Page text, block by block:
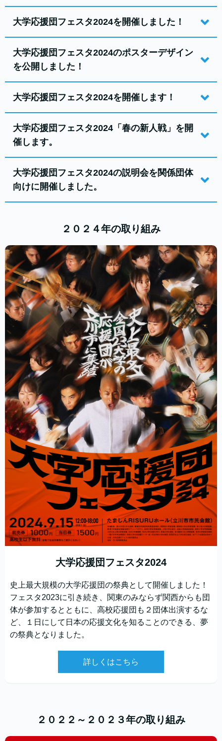
大学応援団フェスタ2024を開催しました！
大学応援団フェスタ2024のポスターデザイン
を公開しました！
大学応援団フェスタ2024を開催します！
大学応援団フェスタ2024「春の新人戦」を開
催します。
大学応援団フェスタ2024の説明会を関係団体
向けに開催しました。
２０２４年の取り組み
大学応援団フェスタ2024
史上最大規模の大学応援団の祭典として開催しました！
フェスタ2023に引き続き、関東のみならず関西からも団
体が参加するとともに、高校応援団も２団体出演するな
ど、１日にして日本の応援文化を知ることのできる、夢
の祭典となりました。
詳しくはこちら
２０２２～２０２３年の取り組み